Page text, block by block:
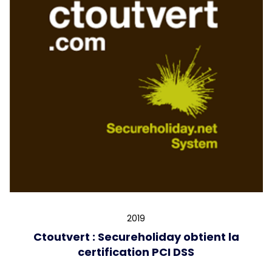
2019
Ctoutvert : Secureholiday obtient la
certification PCI DSS